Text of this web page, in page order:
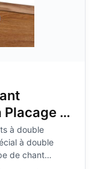
Et
Bois
Plans
à double
à double
de chant